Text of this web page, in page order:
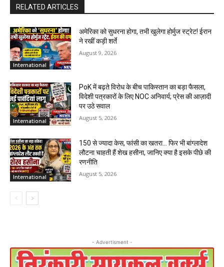
RELATED ARTICLES
International
अमेरिका को सुधरना होगा, तभी खुलेगा होर्मुज स्ट्रेट! ईरान
ने रखीं कड़ी शर्ते
August 9, 2026
International
PoK में बढ़ते विरोध के बीच पाकिस्तान का बड़ा फैसला,
विदेशी पत्रकारों के लिए NOC अनिवार्य; प्रेस की आज़ादी
पर उठे सवाल
August 5, 2026
International
150 से ज्यादा केस, फांसी का खतरा… फिर भी बांग्लादेश
लौटना चाहती हैं शेख हसीना, जानिए क्या है इसके पीछे की
रणनीति
August 5, 2026
- Advertisment -